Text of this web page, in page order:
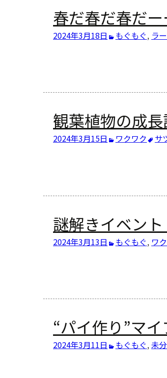
春だ春だ春だ
2024年3月18日 もぐもぐ, ラ
観葉植物の成
2024年3月15日 ワクワク サ
謎解きイベント
2024年3月13日 もぐもぐ, ワ
“パイ作り”マ
2024年3月11日 もぐもぐ, 未